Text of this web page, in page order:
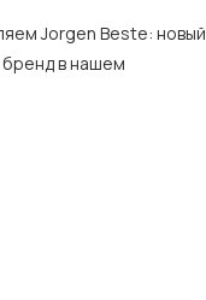
Jorgen Beste: новый
в нашем